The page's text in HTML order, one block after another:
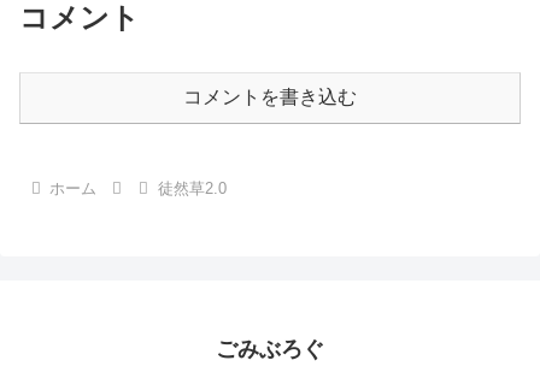
コメント
コメントを書き込む
ホーム 徒然草2.0
ごみぶろぐ